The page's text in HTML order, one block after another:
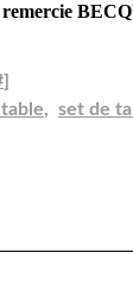
remercie
]
table, set de